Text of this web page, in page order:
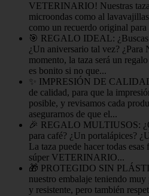
VETERINARIO! Nuestras
microondas como al
como un recuerdo original
🎯 REGALO IDEAL: ¿Buscas
¿Un aniversario tal vez? ¿Para
momento, la taza será un
es bonito si no que...
✨ IMPRESIÓN DE
de calidad, para que la
posible, y revisamos cada
asegurarnos de que el...
🎉 REGALO MULTIUSOS:
para café? ¿Un portalápices?
La taza puede hacer todas
súper VETERINARIO...
🎁 PROTEGIDO SIN
nuestro embalaje teniendo
y resistente, pero también